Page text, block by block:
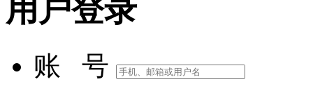
用户登录
账 号